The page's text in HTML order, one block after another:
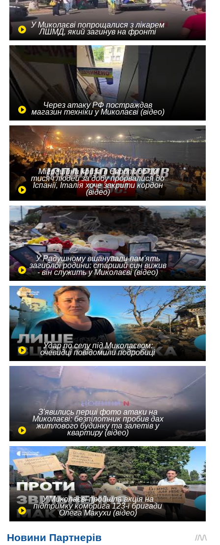
У Миколаєві попрощалися з лікарем
ЛШМД, який загинув на фронті
Через атаку РФ постраждав
магазин техніки у Миколаєві (відео)
Міграційна криза в Європі: до 10
тисяч людей за добу прорвалися до
Іспанії, Італія хоче закрити кордон
(відео)
У Радушному вшанували пам'ять
загиблої родини: старший син вижив
- він служить у Миколаєві (відео)
Удар по селу під Миколаєвом:
очевидці повідомили подробиці
З'явились перші фото атаки на
Миколаєві: безпілотник пробив дах
житлового будинку та залетів у
квартиру (відео)
У Миколаєві пройшла акція на
підтримку комбрига 123-ї бригади
Олега Макухи (відео)